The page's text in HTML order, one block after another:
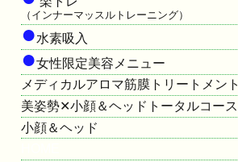
（インナーマッスルトレーニング）
●水素吸入
●女性限定美容メニュー
メディカルアロマ筋膜トリートメント
美姿勢✕小顔＆ヘッドトータルコース
小顔＆ヘッド